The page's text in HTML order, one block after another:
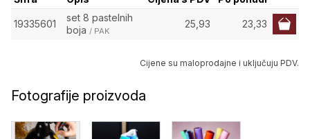
19335601
set 8 pastelnih
boja / PAK
25,93 23,33
Cijene su maloprodajne i uključuju PDV.
Fotografije proizvoda